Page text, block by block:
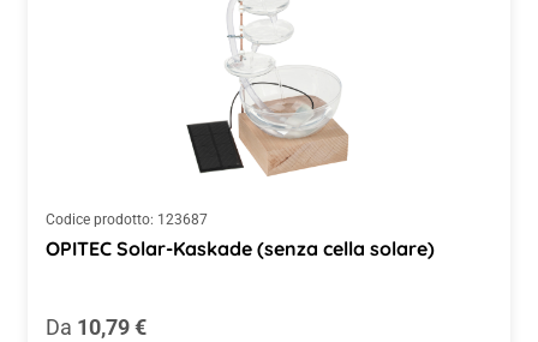
Codice prodotto: 123687
OPITEC Solar-Kaskade (senza cella solare)
Prezzo normale:
Da 10,79 €